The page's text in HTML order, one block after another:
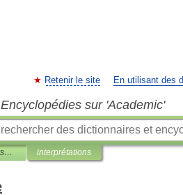
Retenir le site En utilisant des
sur 'Academic'
Encyclopédie Universelle interprétations